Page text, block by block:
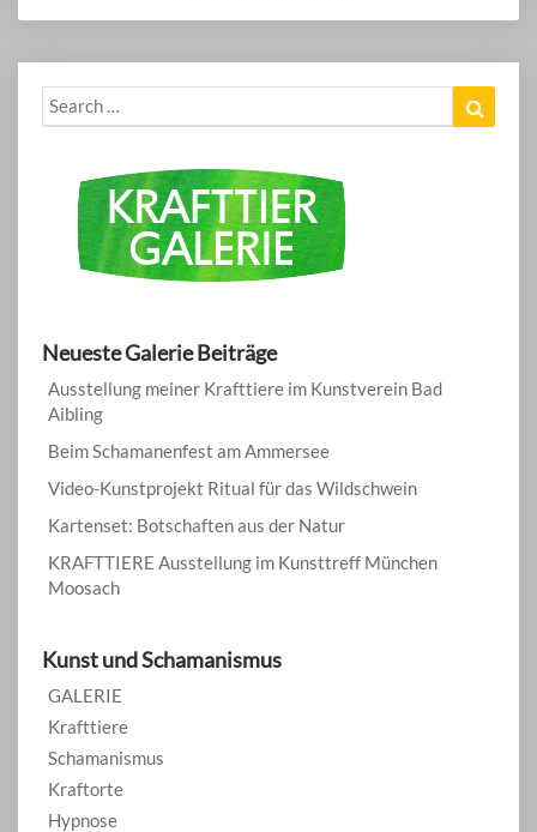
Search
for:
Neueste Galerie Beiträge
Ausstellung meiner Krafttiere im Kunstverein Bad
Aibling
Beim Schamanenfest am Ammersee
Video-Kunstprojekt Ritual für das Wildschwein
Kartenset: Botschaften aus der Natur
KRAFTTIERE Ausstellung im Kunsttreff München
Moosach
Kunst und Schamanismus
GALERIE
Krafttiere
Schamanismus
Kraftorte
Hypnose